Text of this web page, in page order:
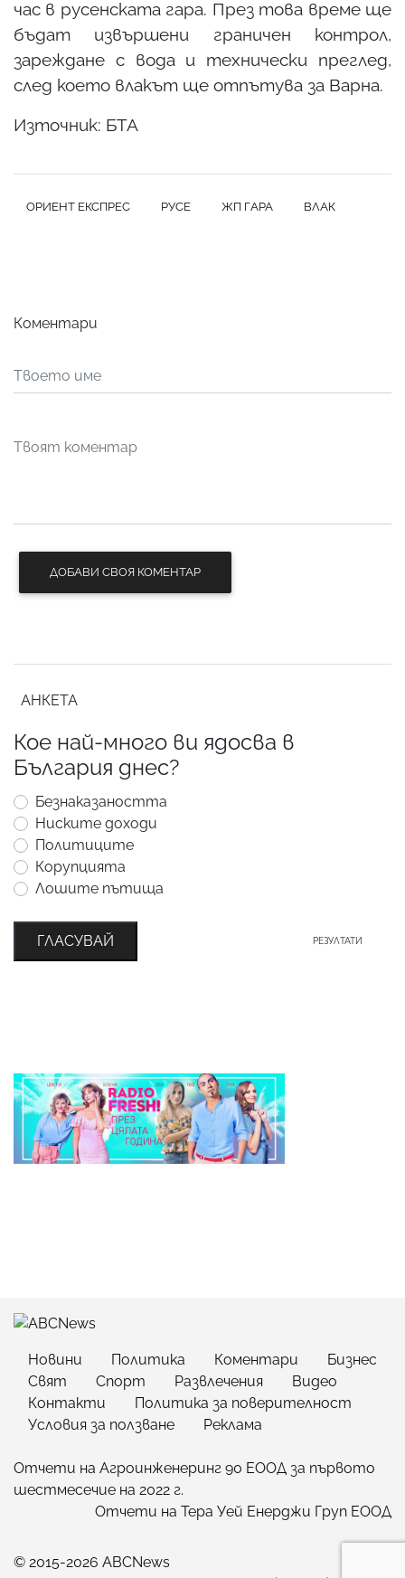
час в русенската гара. През това време ще
бъдат извършени граничен контрол,
зареждане с вода и технически преглед,
след което влакът ще отпътува за Варна.
Източник: БТА
ОРИЕНТ ЕКСПРЕС РУСЕ ЖП ГАРА ВЛАК
Коментари
ДОБАВИ СВОЯ КОМЕНТАР
АНКЕТА
Кое най-много ви ядосва в
България днес?
Безнаказаността
Ниските доходи
Политиците
Корупцията
Лошите пътища
ГЛАСУВАЙ РЕЗУЛТАТИ
Новини Политика Коментари
Бизнес
Свят
Спорт Развлечения
Видео
Контакти
Политика за поверителност
Условия за ползване
Реклама
Отчети на Агроинженеринг 90 ЕООД за първото
шестмесечие на 2022 г.
Отчети на Тера Уей Енерджи Груп ЕООД
© 2015-2026 ABCNews